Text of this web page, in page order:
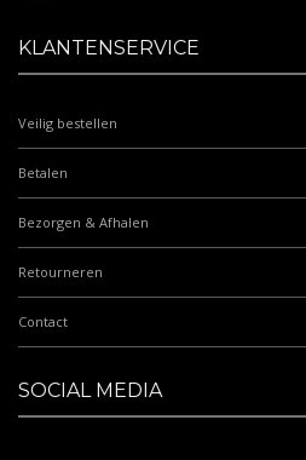
KLANTENSERVICE
Veilig bestellen
Betalen
Bezorgen & Afhalen
Retourneren
Contact
SOCIAL MEDIA